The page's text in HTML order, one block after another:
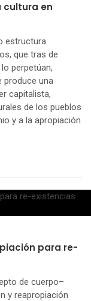
cultura en
estructura
que tras de
perpetúan,
produce una
capitalista,
de los pueblos
y a la apropiación
para re-
de cuerpo–
y reapropiación